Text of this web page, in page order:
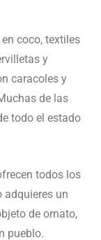
coco, textiles
y
caracoles y
de las
todo el estado
todos los
adquieres un
de ornato,
pueblo.